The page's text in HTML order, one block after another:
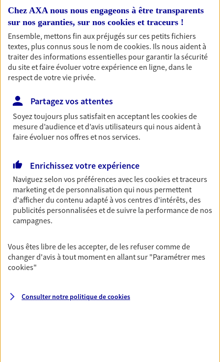
2 résultats correspondent à votre
recherche
Passer les
résultats
Liste Carte
Audrey Lager
Conseiller AXA Epargne et Protection
19300 Egletons
06 82 76 33 26
NOUS CONTACTER
VOIR NOTRE SITE WEB
France
Chez AXA nous nous engageons à être transparents
sur nos garanties, sur nos cookies et traceurs !
Ensemble, mettons fin aux préjugés sur ces petits fichiers
textes, plus connus sous le nom decookies. Ils nous aident à
traiter des informations essentielles pour garantir la sécurité
du site et faire évoluer votre expérience en ligne, dans le
respect de votre vie privée.
Partagez vos attentes
Soyez toujours plus satisfait en acceptant lescookiesde
mesure d’audience et d’avis utilisateurs qui nous aident à
faire évoluer nos offres et nos services.
Enrichissez votre expérience
Naviguez selon vos préférences avec lescookies et traceurs
marketing et de personnalisation qui nous permettent
d'afficher du contenu adapté à vos centres d'intérêts, des
publicités personnalisées et de suivre la performance de nos
campagnes.
Vous êtes libre de les accepter, de les refuser comme de
changer d'avis à tout moment en allant sur "Paramétrer mes
cookies"
Consulter notre politique decookies